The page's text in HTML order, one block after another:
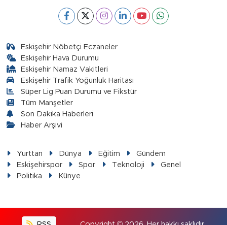
Eskişehir Nöbetçi Eczaneler
Eskişehir Hava Durumu
Eskişehir Namaz Vakitleri
Eskişehir Trafik Yoğunluk Haritası
Süper Lig Puan Durumu ve Fikstür
Tüm Manşetler
Son Dakika Haberleri
Haber Arşivi
Yurttan Dünya Eğitim
Gündem
Eskişehirspor
Spor Teknoloji
Genel
Politika
Künye